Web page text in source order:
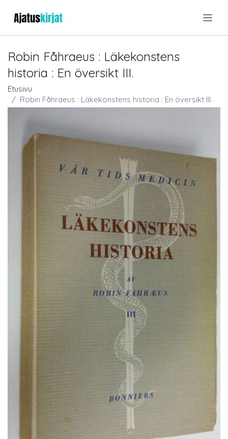
Robin Fåhraeus : Läkekonstens
historia : En översikt III.
Etusivu
Robin Fåhraeus : Läkekonstens historia : En översikt III.